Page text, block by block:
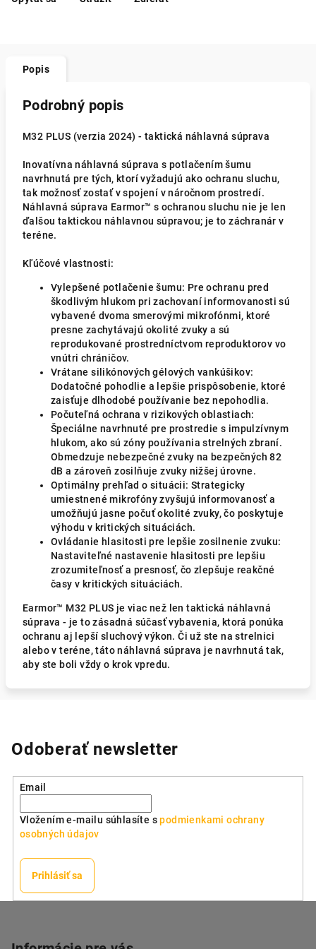
Popis
Podrobný popis
M32 PLUS (verzia 2024) - taktická náhlavná súprava
Inovatívna náhlavná súprava s potlačením šumu
navrhnutá pre tých, ktorí vyžadujú ako ochranu sluchu,
tak možnosť zostať v spojení v náročnom prostredí.
Náhlavná súprava Earmor™ s ochranou sluchu nie je len
ďalšou taktickou náhlavnou súpravou; je to záchranár v
teréne.
Kľúčové vlastnosti:
Vylepšené potlačenie šumu: Pre ochranu pred
škodlivým hlukom pri zachovaní informovanosti sú
vybavené dvoma smerovými mikrofónmi, ktoré
presne zachytávajú okolité zvuky a sú
reprodukované prostredníctvom reproduktorov vo
vnútri chráničov.
Vrátane silikónových gélových vankúšikov:
Dodatočné pohodlie a lepšie prispôsobenie, ktoré
zaisťuje dlhodobé používanie bez nepohodlia.
Počuteľná ochrana v rizikových oblastiach:
Špeciálne navrhnuté pre prostredie s impulzívnym
hlukom, ako sú zóny používania strelných zbraní.
Obmedzuje nebezpečné zvuky na bezpečných 82
dB a zároveň zosilňuje zvuky nižšej úrovne.
Optimálny prehľad o situácii: Strategicky
umiestnené mikrofóny zvyšujú informovanosť a
umožňujú jasne počuť okolité zvuky, čo poskytuje
výhodu v kritických situáciách.
Ovládanie hlasitosti pre lepšie zosilnenie zvuku:
Nastaviteľné nastavenie hlasitosti pre lepšiu
zrozumiteľnosť a presnosť, čo zlepšuje reakčné
časy v kritických situáciách.
Earmor™ M32 PLUS je viac než len taktická náhlavná
súprava - je to zásadná súčasť vybavenia, ktorá ponúka
ochranu aj lepší sluchový výkon. Či už ste na strelnici
alebo v teréne, táto náhlavná súprava je navrhnutá tak,
aby ste boli vždy o krok vpredu.
Odoberať newsletter
Email
Vložením e-mailu súhlasíte spodmienkami ochrany
osobných údajov
Prihlásiť sa